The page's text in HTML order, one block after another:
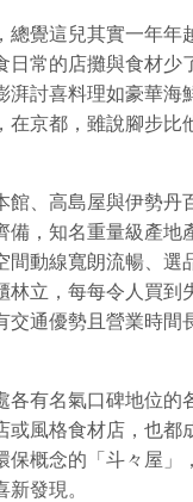
覺這兒其實一年年
常的店攤與食材少
討喜料理如豪華海
京都，雖說腳步比
、高島屋與伊勢丹
，知名重量級產地
動線寬朗流暢、選
林立，每每令人買到
通優勢且營業時間
有名氣口碑地位的
風格食材店，也都
概念的「斗々屋」
發現。